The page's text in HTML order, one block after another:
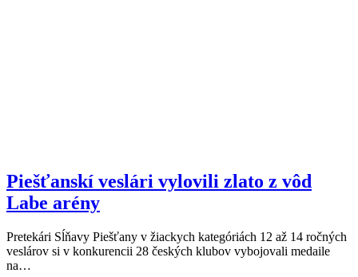
Piešťanskí veslári vylovili zlato z vôd
Labe arény
Pretekári Sĺňavy Piešťany v žiackych kategóriách 12 až 14 ročných
veslárov si v konkurencii 28 českých klubov vybojovali medaile
na…